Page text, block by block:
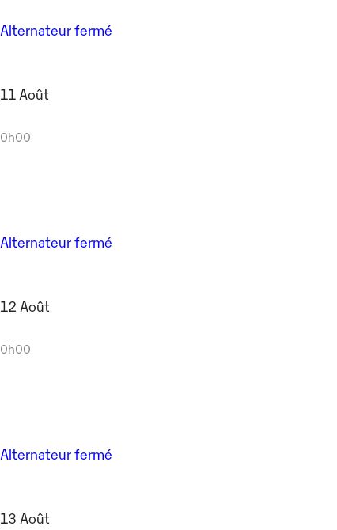
Alternateur fermé
11 Août
0h00
Alternateur fermé
12 Août
0h00
Alternateur fermé
13 Août